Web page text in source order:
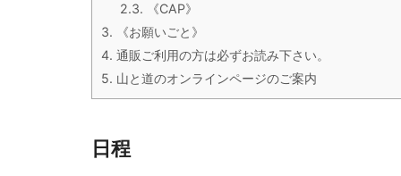
2.3. 《CAP》
3. 《お願いごと》
4. 通販ご利用の方は必ずお読み下さい。
5. 山と道のオンラインページのご案内
日程